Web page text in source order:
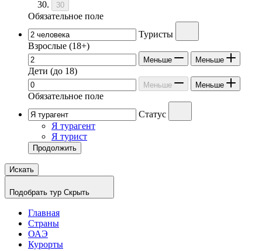
30
Обязательное поле
Туристы
Взрослые (18+)
Меньше Меньше
Дети (до 18)
Меньше Меньше
Обязательное поле
Статус
Я турагент
Я турист
Продолжить
Искать
Подобрать тур Скрыть
Главная
Страны
ОАЭ
Курорты